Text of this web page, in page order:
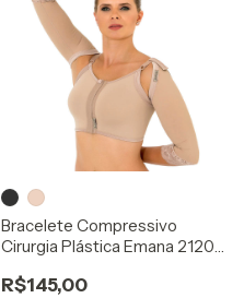
Bracelete Compressivo
Cirurgia Plástica Emana 2120 -
R$145,00